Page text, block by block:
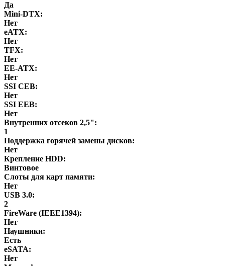
Да
Mini-DTX:
Нет
eATX:
Нет
ТFХ:
Нет
EE-ATX:
Нет
SSI CEB:
Нет
SSI EEB:
Нет
Внутренних отсеков 2,5":
1
Поддержка горячей замены дисков:
Нет
Крепление HDD:
Винтовое
Слоты для карт памяти:
Нет
USB 3.0:
2
FireWare (IEEE1394):
Нет
Наушники:
Есть
eSATA:
Нет